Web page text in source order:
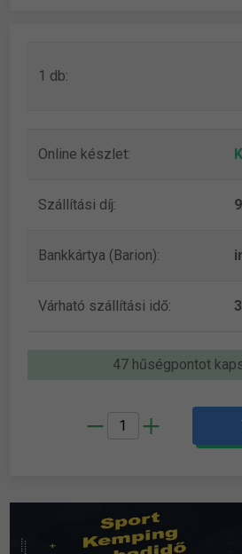
1 db:
Online készlet:
Szállítási díj:
Bankkártya (Barion):
Várható szállítási idő:
47 hűségpontot